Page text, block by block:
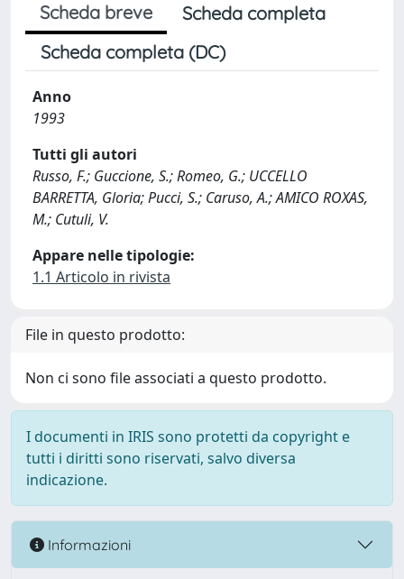
Scheda breve
Scheda completa
Scheda completa (DC)
Anno
1993
Tutti gli autori
Russo, F.; Guccione, S.; Romeo, G.; UCCELLO
BARRETTA, Gloria; Pucci, S.; Caruso, A.; AMICO ROXAS,
M.; Cutuli, V.
Appare nelle tipologie:
1.1 Articolo in rivista
File in questo prodotto:
Non ci sono file associati a questo prodotto.
I documenti in IRIS sono protetti da copyright e
tutti i diritti sono riservati, salvo diversa
indicazione.
Informazioni